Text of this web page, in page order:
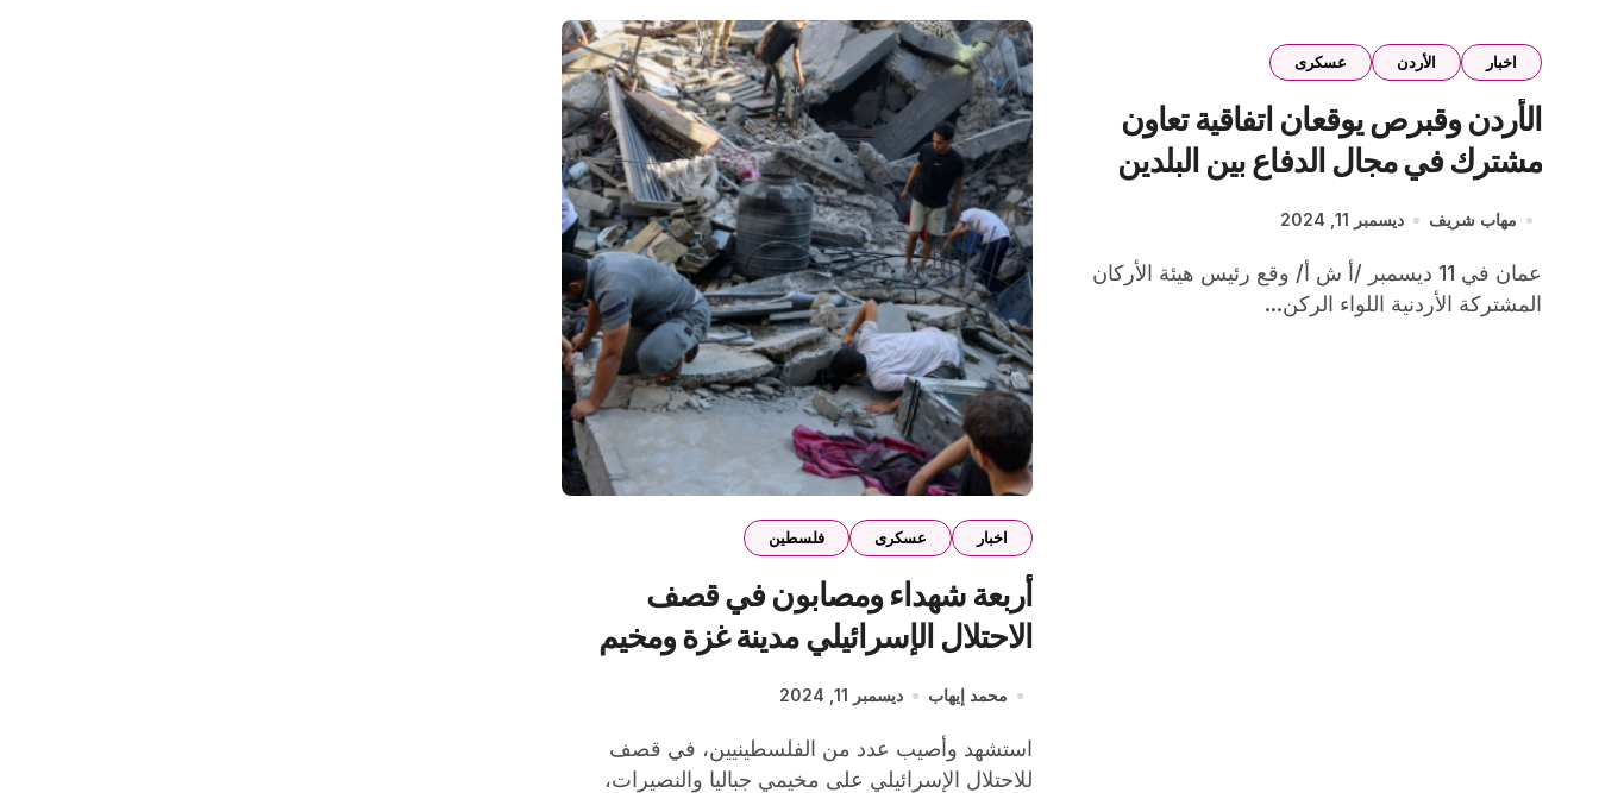
اخبار الأردن عسكرى
الأردن وقبرص يوقعان اتفاقية تعاون
مشترك في مجال الدفاع بين البلدين
مهاب شريف ديسمبر 11, 2024
عمان في 11 ديسمبر /أ ش أ/ وقع رئيس هيئة الأركان
المشتركة الأردنية اللواء الركن...
اخبار عسكرى فلسطين
أربعة شهداء ومصابون في قصف
الاحتلال الإسرائيلي مدينة غزة ومخيم
النصيرات
محمد إيهاب ديسمبر 11, 2024
استشهد وأصيب عدد من الفلسطينيين، في قصف
للاحتلال الإسرائيلي على مخيمي جباليا والنصيرات،